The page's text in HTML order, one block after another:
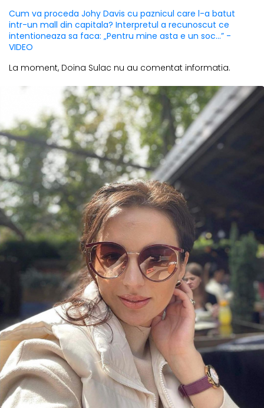
Cum va proceda Johy Davis cu paznicul care l-a batut
intr-un mall din capitala? Interpretul a recunoscut ce
intentioneaza sa faca: „Pentru mine asta e un soc...” -
VIDEO
La moment, Doina Sulac nu au comentat informatia.